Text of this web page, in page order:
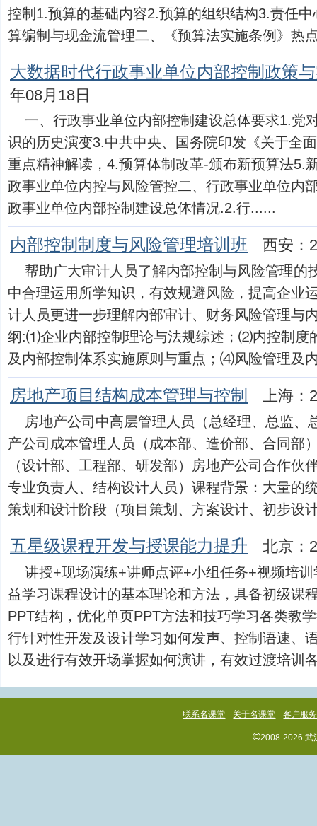
控制1.预算的基础内容2.预算的组织结构3.责任
算编制与现金流管理二、《预算法实施条例》热
大数据时代行政事业单位内部控制政策
年08月18日
一、行政事业单位内部控制建设总体要求1.党
识的历史演变3.中共中央、国务院印发《关于全
重点精神解读，4.预算体制改革-颁布新预算法5.
政事业单位内控与风险管控二、行政事业单位内
政事业单位内部控制建设总体情况.2.行......
内部控制制度与风险管理培训班 西安：
帮助广大审计人员了解内部控制与风险管理的
中合理运用所学知识，有效规避风险，提高企业
计人员更进一步理解内部审计、财务风险管理与
纲:⑴企业内部控制理论与法规综述；⑵内控制度
及内部控制体系实施原则与重点；⑷风险管理及
房地产项目结构成本管理与控制 上海：
房地产公司中高层管理人员（总经理、总监、
产公司成本管理人员（成本部、造价部、合同部
（设计部、工程部、研发部）房地产公司合作伙
专业负责人、结构设计人员）课程背景：大量的
策划和设计阶段（项目策划、方案设计、初步设
五星级课程开发与授课能力提升 北京：
讲授+现场演练+讲师点评+小组任务+视频培
益学习课程设计的基本理论和方法，具备初级课
PPT结构，优化单页PPT方法和技巧学习各类教
行针对性开发及设计学习如何发声、控制语速、
以及进行有效开场掌握如何演讲，有效过渡培训
联系名课堂 关于名课堂 客户服
©2008-2026 武